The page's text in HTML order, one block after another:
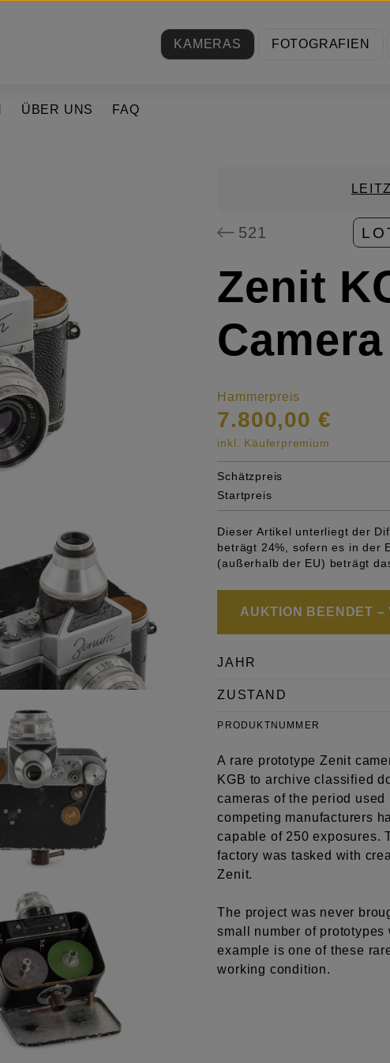
KAMERAS
FOTOGRAFIEN
ÜBER UNS FAQ
521
Zenit
Hammerpreis
7.800,00 €
inkl. Käuferpremium
Schätzpreis
Startpreis
Dieser Artikel unterliegt der
beträgt 24%, sofern es in der
(außerhalb der EU) beträgt
AUKTION BEENDET
JAHR
ZUSTAND
PRODUKTNUMMER
A rare prototype Zenit
KGB to archive classified
cameras of the period
competing manufacturers
capable of 250 exposures.
factory was tasked with
Zenit.
The project was never
small number of prototypes
example is one of these
working condition.